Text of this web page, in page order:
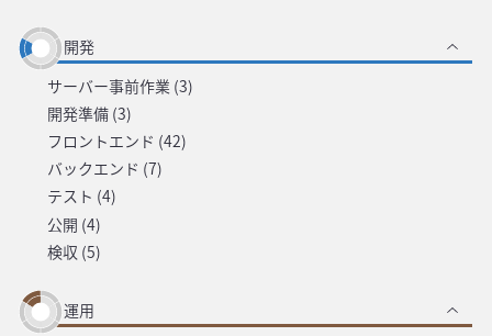
開発
サーバー事前作業 (3)
開発準備 (3)
フロントエンド (42)
バックエンド (7)
テスト (4)
公開 (4)
検収 (5)
運用